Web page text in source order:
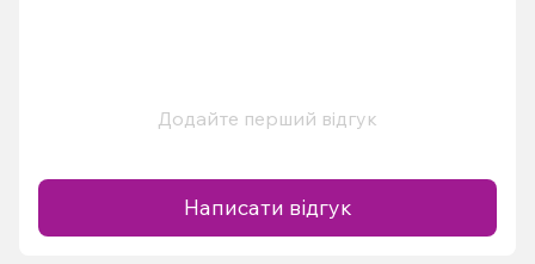
Додайте перший відгук
Написати відгук